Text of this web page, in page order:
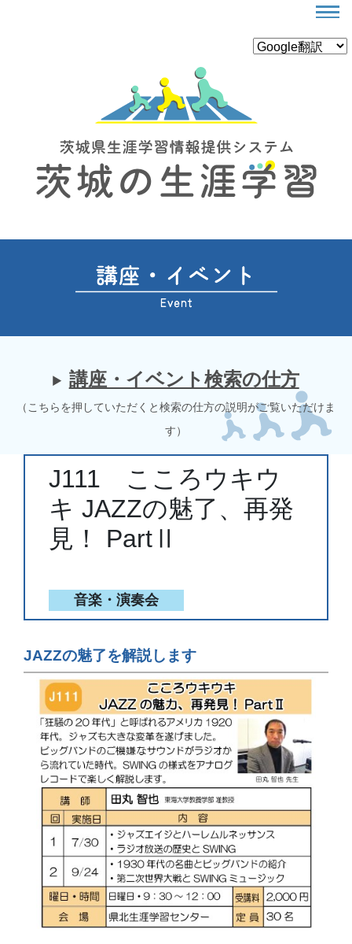
講座・イベント検索の仕方
（こちらを押していただくと検索の仕方の説明がご覧いただけま
す）
J111 こころウキウ
キ JAZZの魅了、再発
見！ PartⅡ
音楽・演奏会
JAZZの魅了を解説します